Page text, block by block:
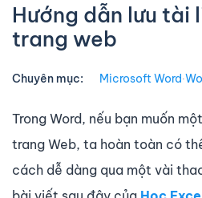
Hướng dẫn lưu tài
trang web
Chuyên mục: Microsoft Word∙
Trong Word, nếu bạn muốn
trang Web, ta hoàn toàn có
cách dễ dàng qua một vài